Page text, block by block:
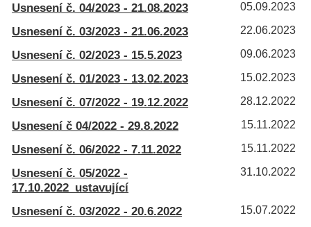
05.09.2023
Usnesení č. 04/2023 - 21.08.2023
22.06.2023
Usnesení č. 03/2023 - 21.06.2023
09.06.2023
Usnesení č. 02/2023 - 15.5.2023
15.02.2023
Usnesení č. 01/2023 - 13.02.2023
28.12.2022
Usnesení č. 07/2022 - 19.12.2022
15.11.2022
Usnesení č 04/2022 - 29.8.2022
15.11.2022
Usnesení č. 06/2022 - 7.11.2022
31.10.2022
Usnesení č. 05/2022 -
17.10.2022_ustavující
15.07.2022
Usnesení č. 03/2022 - 20.6.2022